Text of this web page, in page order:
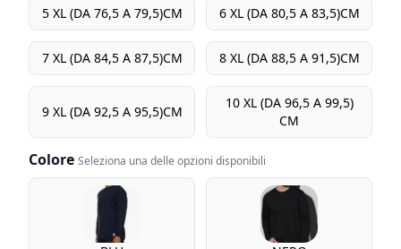
5 XL (DA 76,5 A 79,5)CM 6 XL (DA 80,5 A 83,5)CM
7 XL (DA 84,5 A 87,5)CM 8 XL (DA 88,5 A 91,5)CM
9 XL (DA 92,5 A 95,5)CM
10 XL (DA 96,5 A 99,5)
CM
Colore Seleziona una delle opzioni disponibili
Colore